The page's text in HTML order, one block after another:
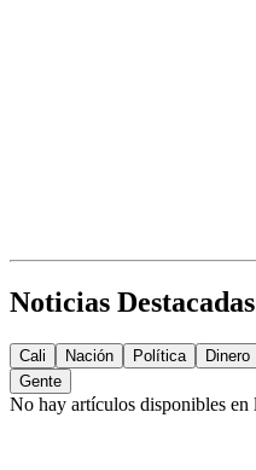
Noticias Destacadas
Cali Nación Política Dinero
Gente
No hay artículos disponibles en